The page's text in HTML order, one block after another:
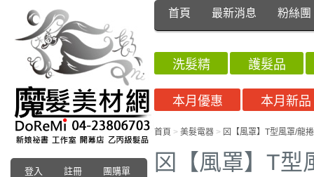
登入 註冊 團購單
首頁 最新消息 粉絲團
洗髮精
護髮品
本月優惠
本月新品
首頁 > 美髮電器 > 龱【風罩】T型風罩/龍
龱【風罩】T型